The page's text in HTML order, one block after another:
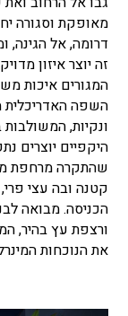
מאופקת וסגורה
דרומה, אל
זה יוצר איזון
המגורים איכות
השפה האדריכלית
ונקיות,
היקפיים יוצרים
שהתקרה מרחפת
קטנה ובה עצי
הכניסה. מבואה
ורצפת עץ בהיר,
את הנוכחות